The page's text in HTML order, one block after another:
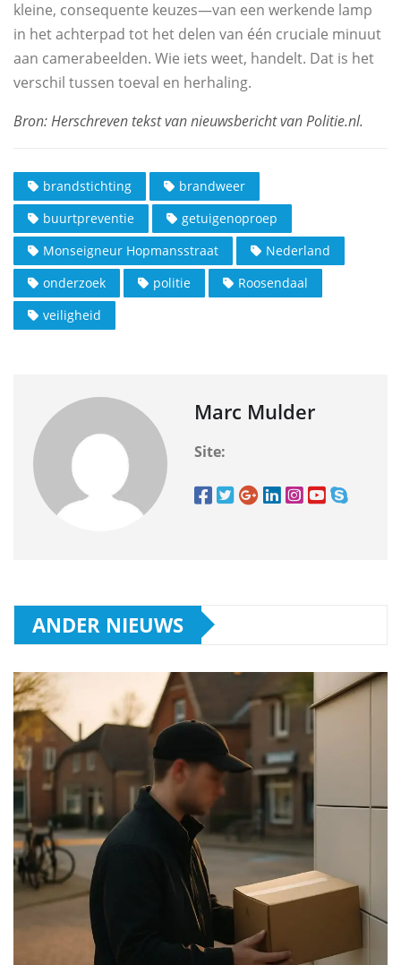
kleine, consequente keuzes—van een werkende lamp
in het achterpad tot het delen van één cruciale minuut
aan camerabeelden. Wie iets weet, handelt. Dat is het
verschil tussen toeval en herhaling.
brandstichting
brandweer
buurtpreventie
getuigenoproep
Monseigneur Hopmansstraat
Nederland
onderzoek
politie
Roosendaal
veiligheid
Marc Mulder
Site:
ANDER NIEUWS